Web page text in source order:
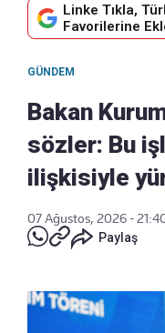
Linke Tıkla,
Favorilerine
GÜNDEM
Bakan
sözler: Bu
ilişkisiyle
07 Ağustos, 2026 -
Paylaş